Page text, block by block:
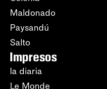
Maldonado
Paysandú
Salto
Impresos
la diaria
Le Monde